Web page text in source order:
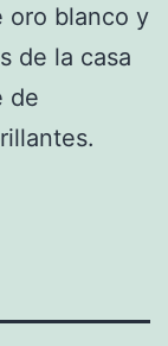
oro blanco y
de la casa
de